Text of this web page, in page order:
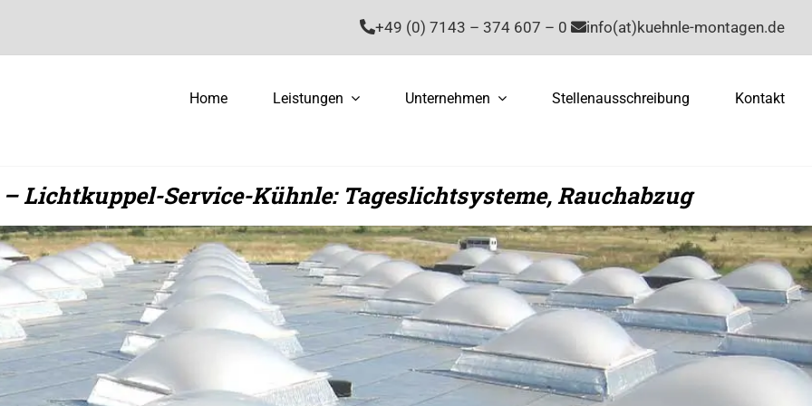
+49 (0) 7143 – 374 607 – 0 info(at)kuehnle-montagen.de
Home Leistungen Unternehmen Stellenausschreibung Kontakt
Lichtkuppel-Service-Kühnle: Tageslichtsysteme, Rauchabzug